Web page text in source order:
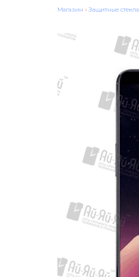
Магазин › Защитные стекла